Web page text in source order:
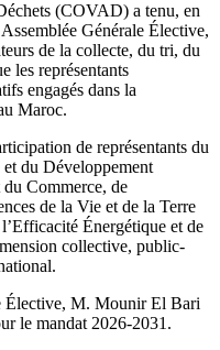
(COVAD) a tenu, en
Générale Élective,
de la collecte, du tri, du
les représentants
engagés dans la
Maroc.
de représentants du
du Développement
Commerce, de
de la Vie et de la Terre
Énergétique et de
collective, public-
Élective, M. Mounir El Bari
le mandat 2026-2031.